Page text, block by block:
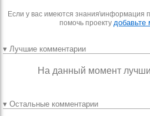
Если у вас имеются знания\информация
помочь проекту добавьте
▾ Лучшие комментарии
На данный момент
▾ Остальные комментарии